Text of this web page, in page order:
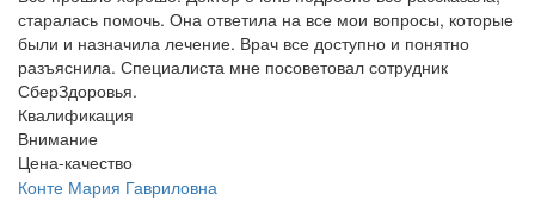
старалась помочь. Она ответила на все мои вопросы, которые
были и назначила лечение. Врач все доступно и понятно
разъяснила. Специалиста мне посоветовал сотрудник
СберЗдоровья.
Квалификация
Внимание
Цена-качество
Конте Мария Гавриловна